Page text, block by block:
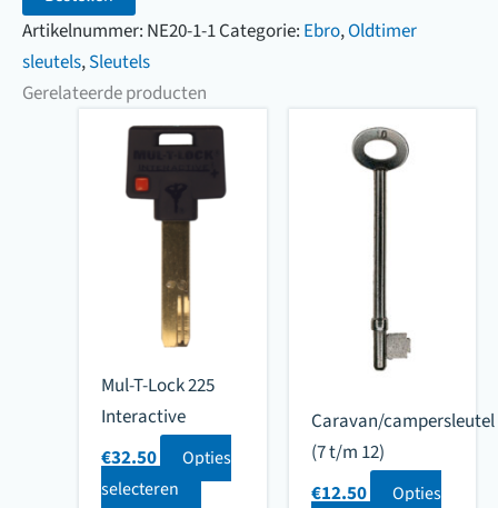
t/m
Z
00001
Artikelnummer: NE20-1-1Categorie: Ebro,Oldtimer
sleutels,Sleutels
Gerelateerde producten
Mul-T-Lock 225
Interactive
€32.50
Opties
selecteren
Caravan/campersleutel
(7 t/m 12)
€12.50
Opties